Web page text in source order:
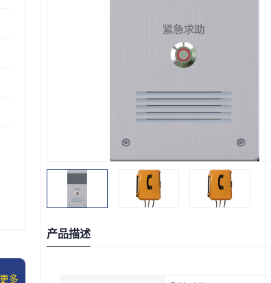
更多
产品描述